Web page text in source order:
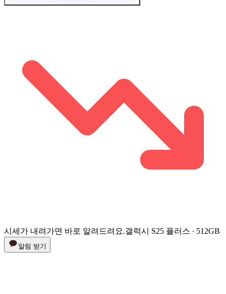
시세가 내려가면 바로 알려드려요.갤럭시 S25 플러스 ∙ 512GB
알림 받기